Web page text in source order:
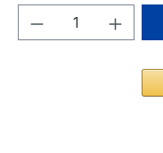
Produkt